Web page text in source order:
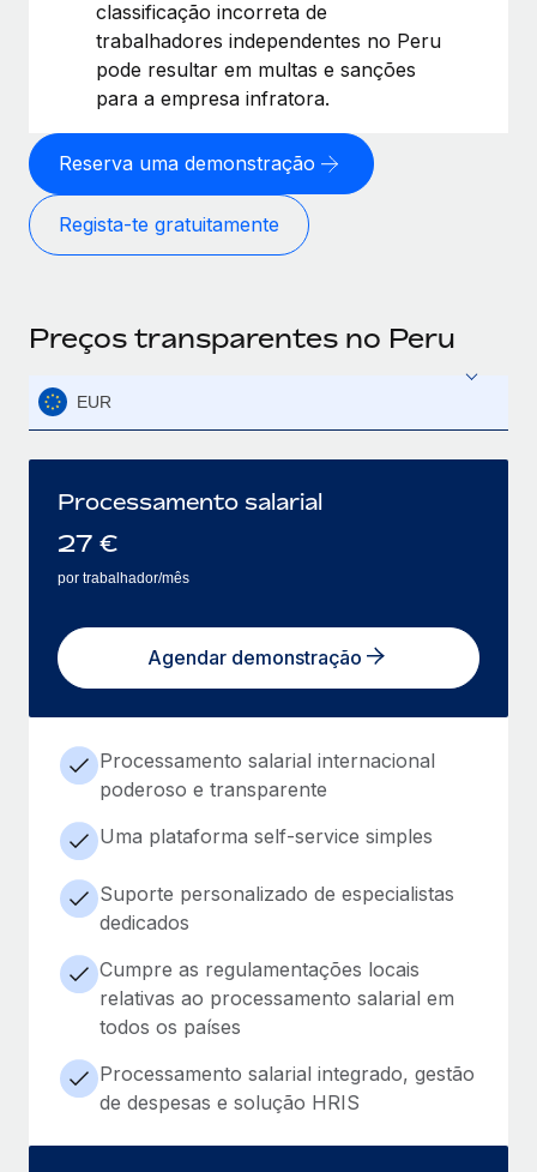
classificação incorreta de
trabalhadores independentes no Peru
pode resultar em multas e sanções
para a empresa infratora.
Reserva uma demonstração
Regista-te gratuitamente
Preços transparentes no Peru
EUR
Processamento salarial
27 €
por trabalhador/mês
Agendar demonstração
Processamento salarial internacional
poderoso e transparente
Uma plataforma self-service simples
Suporte personalizado de especialistas
dedicados
Cumpre as regulamentações locais
relativas ao processamento salarial em
todos os países
Processamento salarial integrado, gestão
de despesas e solução HRIS